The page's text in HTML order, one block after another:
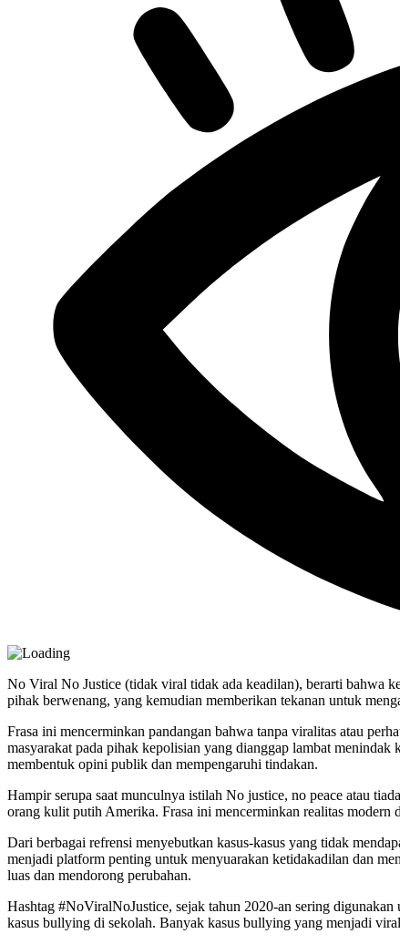
No Viral No Justice (tidak viral tidak ada keadilan), berarti bahwa
pihak berwenang, yang kemudian memberikan tekanan untuk
Frasa ini mencerminkan pandangan bahwa tanpa viralitas atau
masyarakat pada pihak kepolisian yang dianggap lambat
membentuk opini publik dan mempengaruhi tindakan.
Hampir serupa saat munculnya istilah No justice, no peace atau
orang kulit putih Amerika. Frasa ini mencerminkan realitas
Dari berbagai refrensi menyebutkan kasus-kasus yang tidak
menjadi platform penting untuk menyuarakan ketidakadilan dan
luas dan mendorong perubahan.
Hashtag #NoViralNoJustice, sejak tahun 2020-an sering
kasus bullying di sekolah. Banyak kasus bullying yang menjadi